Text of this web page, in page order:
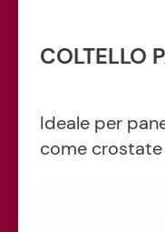
COLTELLO
Ideale per
come